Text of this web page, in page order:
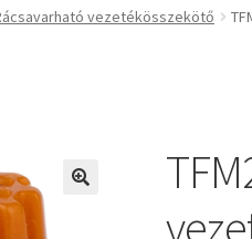
vezetékösszekötő